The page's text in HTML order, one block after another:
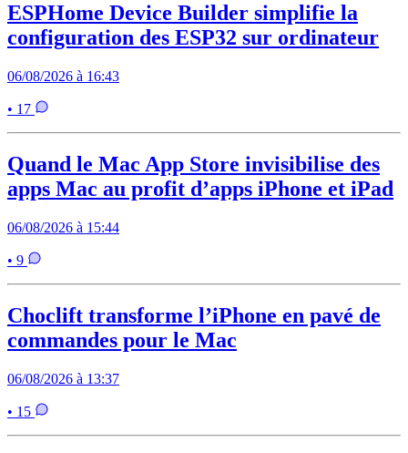
ESPHome Device Builder simplifie la
configuration des ESP32 sur ordinateur
06/08/2026 à 16:43
• 17
Quand le Mac App Store invisibilise des
apps Mac au profit d’apps iPhone et iPad
06/08/2026 à 15:44
• 9
Choclift transforme l’iPhone en pavé de
commandes pour le Mac
06/08/2026 à 13:37
• 15